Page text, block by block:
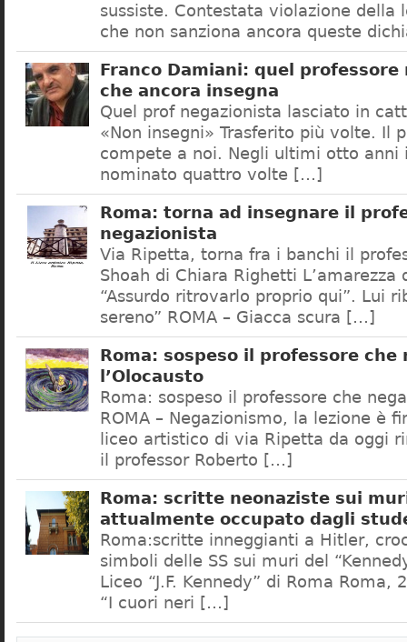
sussiste. Contestata violazione della
che non sanziona ancora queste
Franco Damiani: quel professore
che ancora insegna
Quel prof negazionista lasciato in
«Non insegni» Trasferito più volte. Il
compete a noi. Negli ultimi otto anni
nominato quattro volte […]
Roma: torna ad insegnare il
negazionista
Via Ripetta, torna fra i banchi il
Shoah di Chiara Righetti L’amarezza
“Assurdo ritrovarlo proprio qui”. Lui
sereno” ROMA – Giacca scura […]
Roma: sospeso il professore che
l’Olocausto
Roma: sospeso il professore che
ROMA – Negazionismo, la lezione è
liceo artistico di via Ripetta da oggi
il professor Roberto […]
Roma: scritte neonaziste sui
attualmente occupato dagli
Roma:scritte inneggianti a Hitler,
simboli delle SS sui muri del
Liceo “J.F. Kennedy” di Roma Roma,
“I cuori neri […]